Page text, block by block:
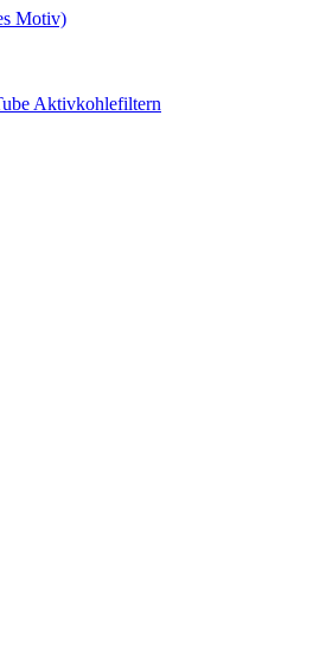
Motiv)
Aktivkohlefiltern